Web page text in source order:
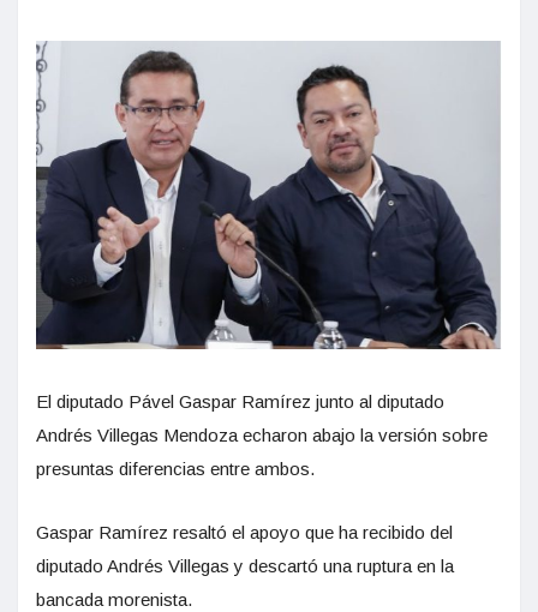
El diputado Pável Gaspar Ramírez junto al diputado
Andrés Villegas Mendoza echaron abajo la versión sobre
presuntas diferencias entre ambos.
Gaspar Ramírez resaltó el apoyo que ha recibido del
diputado Andrés Villegas y descartó una ruptura en la
bancada morenista.